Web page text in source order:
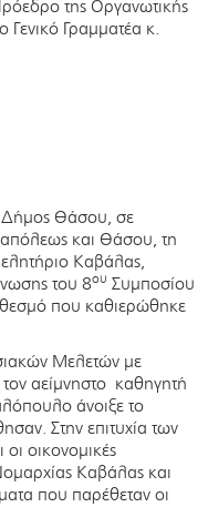
της Οργανωτικής
Γενικό Γραμματέα κ.
Δήμος Θάσου, σε
και Θάσου, τη
Καβάλας,
του 8ου Συμποσίου
που καθιερώθηκε
Μελετών με
αείμνηστο καθηγητή
άνοιξε το
Στην επιτυχία των
οικονομικές
Καβάλας και
που παρέθεταν οι